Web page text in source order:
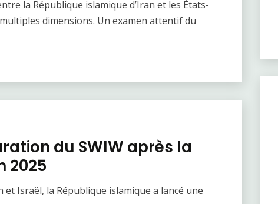
la République islamique d’Iran et les États-
dimensions. Un examen attentif du
du SWIW après la
2025
Israël, la République islamique a lancé une